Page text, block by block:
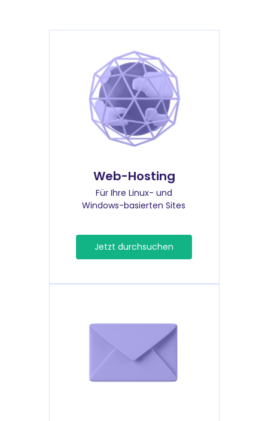
Web-Hosting
Für Ihre Linux- und
Windows-basierten Sites
Jetzt durchsuchen